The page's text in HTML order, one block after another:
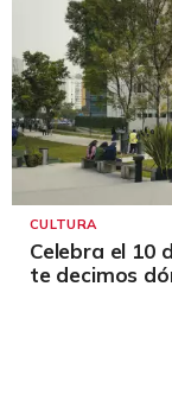
CULTURA
Celebra el 10
te decimos